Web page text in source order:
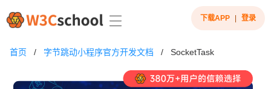
下载APP 登录
首页 / 字节跳动小程序官方开发文档 / SocketTask